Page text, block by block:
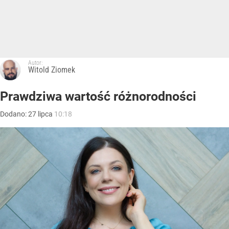
Autor:
Witold Ziomek
Prawdziwa wartość różnorodności
Dodano:27 lipca 10:18